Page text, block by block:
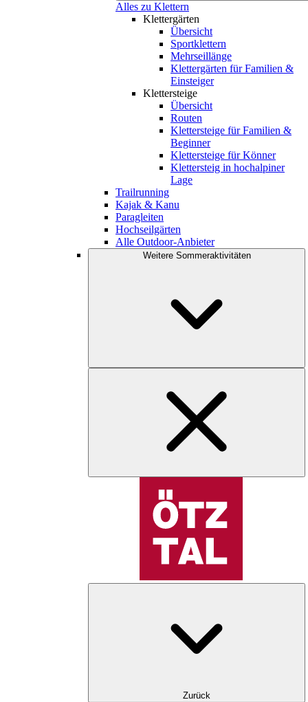
Alles zu Klettern
Klettergärten
Übersicht
Sportklettern
Mehrseillänge
Klettergärten für Familien &
Einsteiger
Klettersteige
Übersicht
Routen
Klettersteige für Familien &
Beginner
Klettersteige für Könner
Klettersteig in hochalpiner
Lage
Trailrunning
Kajak & Kanu
Paragleiten
Hochseilgärten
Alle Outdoor-Anbieter
Weitere Sommeraktivitäten
Zurück